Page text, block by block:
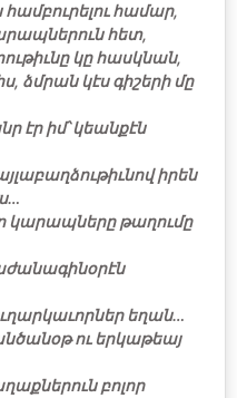
համար,
հետ,
կը հասկնան,
ձմրան կէս գիշերի մը
էր իմ՝ կեանքէն
իրեն
կարապները թաղումը
եղան…
ու երկաթեայ
բոլոր